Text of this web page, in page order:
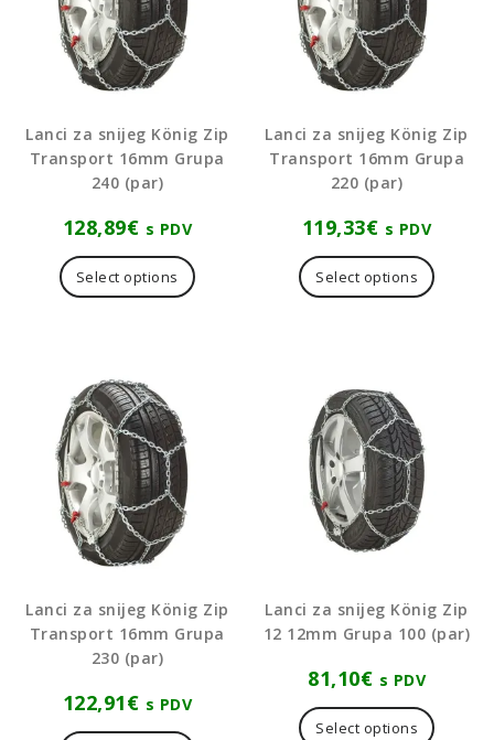
Lanci za snijeg König Zip
Transport 16mm Grupa
240 (par)
128,89€ s PDV
Select options
Lanci za snijeg König Zip
Transport 16mm Grupa
220 (par)
119,33€ s PDV
Select options
Lanci za snijeg König Zip
Transport 16mm Grupa
230 (par)
122,91€ s PDV
Lanci za snijeg König Zip
12 12mm Grupa 100 (par)
81,10€ s PDV
Select options